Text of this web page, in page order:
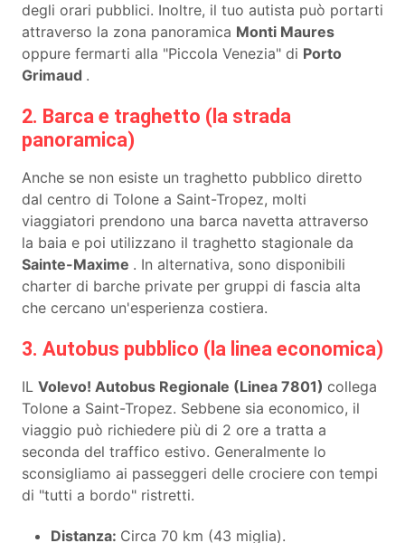
degli orari pubblici. Inoltre, il tuo autista può portarti
attraverso la zona panoramica Monti Maures
oppure fermarti alla "Piccola Venezia" di Porto
Grimaud .
2. Barca e traghetto (la strada
panoramica)
Anche se non esiste un traghetto pubblico diretto
dal centro di Tolone a Saint-Tropez, molti
viaggiatori prendono una barca navetta attraverso
la baia e poi utilizzano il traghetto stagionale da
Sainte-Maxime . In alternativa, sono disponibili
charter di barche private per gruppi di fascia alta
che cercano un'esperienza costiera.
3. Autobus pubblico (la linea economica)
IL Volevo! Autobus Regionale (Linea 7801) collega
Tolone a Saint-Tropez. Sebbene sia economico, il
viaggio può richiedere più di 2 ore a tratta a
seconda del traffico estivo. Generalmente lo
sconsigliamo ai passeggeri delle crociere con tempi
di "tutti a bordo" ristretti.
Distanza: Circa 70 km (43 miglia).